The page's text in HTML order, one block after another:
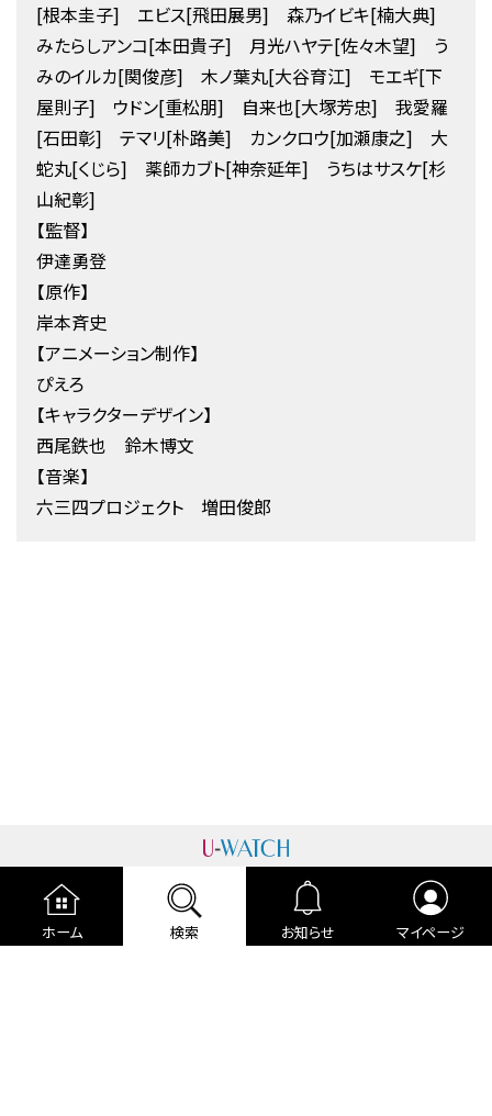
ホーム 検索 お知らせ マイページ
[根本圭子] エビス[飛田展男] 森乃イビキ[楠大典]
みたらしアンコ[本田貴子] 月光ハヤテ[佐々木望] う
みのイルカ[関俊彦] 木ノ葉丸[大谷育江] モエギ[下
屋則子] ウドン[重松朋] 自来也[大塚芳忠] 我愛羅
[石田彰] テマリ[朴路美] カンクロウ[加瀬康之] 大
蛇丸[くじら] 薬師カブト[神奈延年] うちはサスケ[杉
山紀彰]
【監督】
伊達勇登
【原作】
岸本斉史
【アニメーション制作】
ぴえろ
【キャラクターデザイン】
西尾鉄也 鈴木博文
【音楽】
六三四プロジェクト 増田俊郎
運営者情報 プライバシーポリシー
cookieポリシー
利用規約
ご利用ガイド 編集部より
広告掲載について